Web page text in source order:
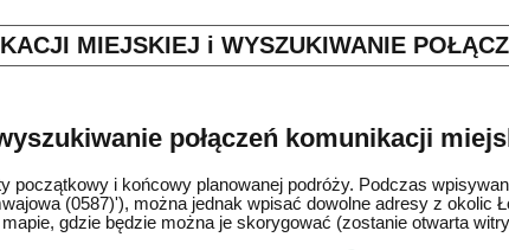
MIEJSKIEJ i WYSZUKIWANIE
połączeń komunikacji
początkowy i końcowy planowanej podróży. Podczas
(0587)'), można jednak wpisać dowolne adresy z okolic
gdzie będzie można je skorygować (zostanie otwarta